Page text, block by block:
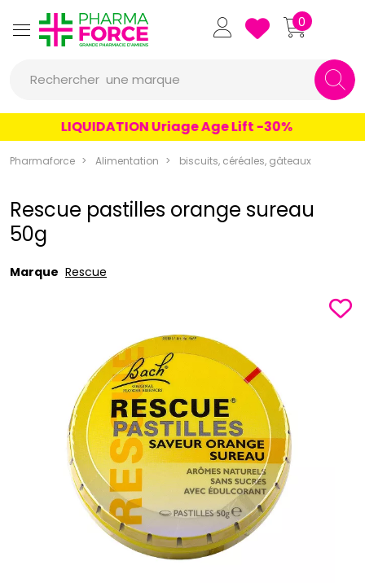
Pharmaforce Grande Pharmacie
0
Rechercher
un produit
une marque
LIQUIDATION Uriage Age Lift -30%
Pharmaforce Alimentation biscuits, céréales, gâteaux
Rescue pastilles orange sureau
50g
Marque Rescue